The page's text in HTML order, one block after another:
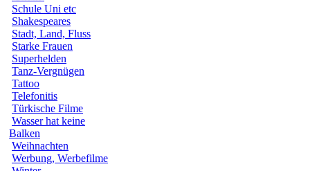
Schule Uni etc
Shakespeares
Stadt, Land, Fluss
Starke Frauen
Superhelden
Tanz-Vergnügen
Tattoo
Telefonitis
Türkische Filme
Wasser hat keine
Balken
Weihnachten
Werbung, Werbefilme